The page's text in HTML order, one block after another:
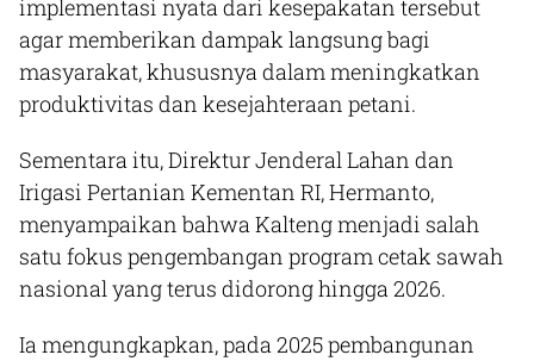
implementasi nyata dari kesepakatan tersebut
agar memberikan dampak langsung bagi
masyarakat, khususnya dalam meningkatkan
produktivitas dan kesejahteraan petani.
Sementara itu, Direktur Jenderal Lahan dan
Irigasi Pertanian Kementan RI, Hermanto,
menyampaikan bahwa Kalteng menjadi salah
satu fokus pengembangan program cetak sawah
nasional yang terus didorong hingga 2026.
Ia mengungkapkan, pada 2025 pembangunan